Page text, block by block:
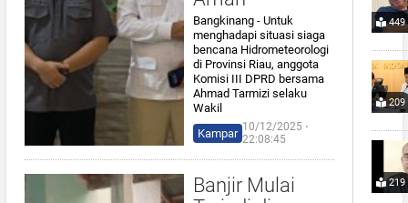
Bangkinang - Untuk
menghadapi situasi siaga
bencana Hidrometeorologi
di Provinsi Riau, anggota
Komisi III DPRD bersama
Ahmad Tarmizi selaku
Wakil
Kampar 10/12/2025 ⋅
22:08:45
Banjir Mulai
449
209
219